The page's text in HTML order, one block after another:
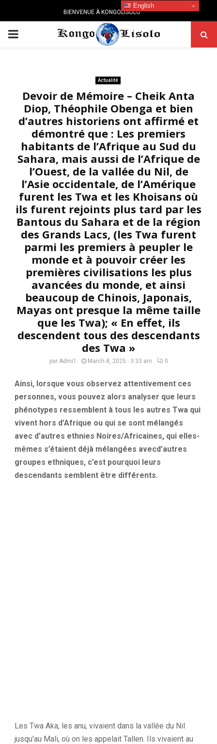
BIENVENUE À KONGOLISOLO
PRIMARY
Actualité
Devoir de Mémoire – Cheik Anta
Diop, Théophile Obenga et bien
d’autres historiens ont affirmé et
démontré que : Les premiers
habitants de l’Afrique au Sud du
Sahara, mais aussi de l’Afrique de
l’Ouest, de la vallée du Nil, de
l’Asie occidentale, de l’Amérique
furent les Twa et les Khoisans où
ils furent rejoints plus tard par les
Bantous du Sahara et de la région
des Grands Lacs, (les Twa furent
parmi les premiers à peupler le
monde et à pouvoir créer les
premières civilisations les plus
avancées du monde, et ainsi
beaucoup de Chinois, Japonais,
Mayas ont presque la même taille
que les Twa); « En effet, ils
descendent tous des descendants
des Twa »
par Admi1 March 8, 2025 - 3:33 am 0
Ainsi, lorsque vous observez attentivement ces
personnes, vous pouvez alors analyser que leurs
phénotypes ressemblent à tous les autres Twa qui
vivent hors d’Afrique ou qui se sont mélangés
avec d’autres ethnies Noires/Africaines, qui elles-
mêmes s’étaient déjà mélangées avecd’autres
groupes ethniques, c’est pourquoi leurs
descendants semblent être différents.
Les Twa Aka, les anu, vivaient dans la vallée du Nil
jusqu’au Mali, où on les appelait Tallen. Ils vivaient au
English